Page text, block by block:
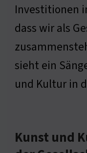
Investitionen
dass wir als
sieht ein
und Kultur in
Kunst und